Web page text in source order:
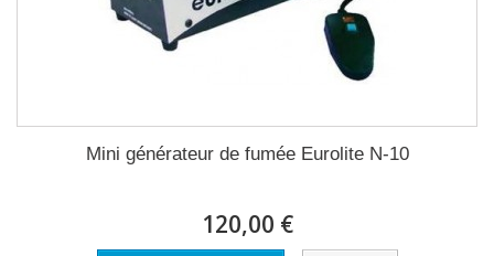
Mini générateur de fumée Eurolite N-10
120,00 €